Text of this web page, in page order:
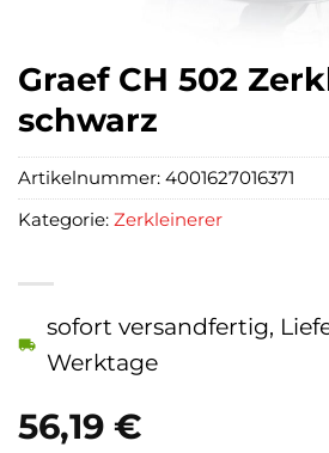
Graef CH 502
schwarz
56,19 €
sofort versandfertig,
Werktage
Artikelnummer: 4001627016371
Kategorie: Zerkleinerer